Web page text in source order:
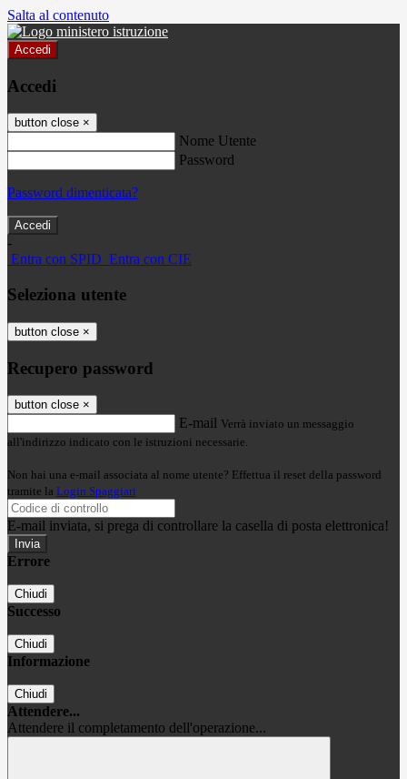
Salta al contenuto
Accedi
Accedi
button close ×
Nome Utente
Password
Password dimenticata?
-
Entra con SPID Entra con CIE
Seleziona utente
button close ×
Recupero password
button close ×
E-mail Verrà inviato un messaggio
all'indirizzo indicato con le istruzioni necessarie.
Non hai una e-mail associata al nome utente? Effettua il reset della password
tramite la Login Spaggiari
E-mail inviata, si prega di controllare la casella di posta elettronica!
Errore
Chiudi
Successo
Chiudi
Informazione
Chiudi
Attendere...
Attendere il completamento dell'operazione...